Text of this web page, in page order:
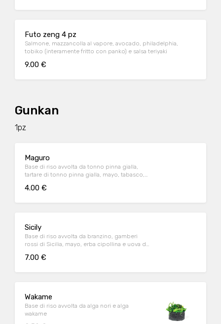
Futo zeng 4 pz
Salmone, mazzancolla al vapore, avocado, philadelphia,
tobiko (interamente fritto con panko) e salsa teriyaki
9.00 €
Gunkan
1pz
Maguro
Base di riso avvolta da tonno pinna gialla,
tartare di tonno pinna gialla, mayo, tabasco,
4.00 €
Sicily
Base di riso avvolta da branzino, gamberi
rossi di Sicilia, mayo, erba cipollina e uova di
7.00 €
Wakame
Base di riso avvolta da alga nori e alga
wakame